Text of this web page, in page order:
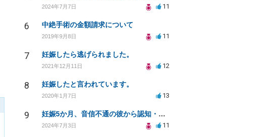
2024年7月7日 11
6 中絶手術の金額請求について
2019年9月8日 11
7 妊娠したら逃げられました。
2021年12月11日 12
8 妊娠したと言われています。
2020年1月7日 13
9 妊娠5か月、音信不通の彼から認知・養育費の請求のために
2024年7月3日 11